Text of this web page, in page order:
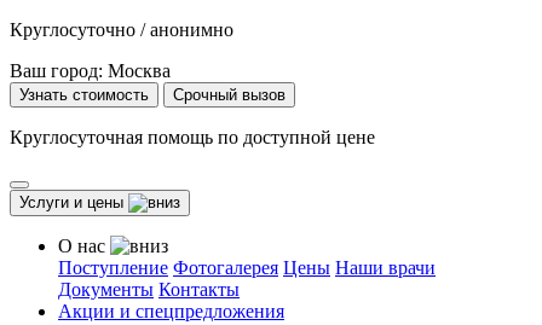
Круглосуточно / анонимно
Ваш город: Москва
Узнать стоимость Срочный вызов
Круглосуточная помощь по доступной цене
Услуги и цены
О нас
Поступление Фотогалерея Цены Наши врачи
Документы Контакты
Акции и спецпредложения